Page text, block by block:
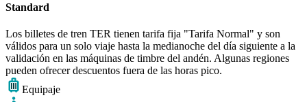
Standard
Los billetes de tren TER tienen tarifa fija "Tarifa Normal" y son
válidos para un solo viaje hasta la medianoche del día siguiente a la
validación en las máquinas de timbre del andén. Algunas regiones
pueden ofrecer descuentos fuera de las horas pico.
Equipaje